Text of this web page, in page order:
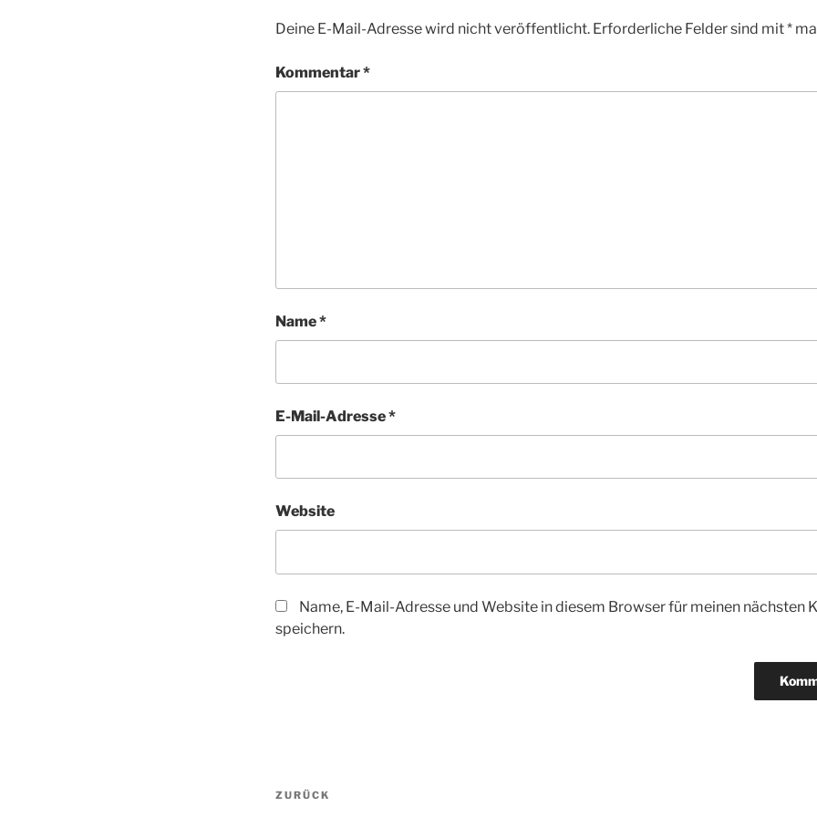
Deine E-Mail-Adresse wird nicht veröffentlicht. Erforderliche Felder sind mit*
Kommentar*
Name*
E-Mail-Adresse*
Website
Name, E-Mail-Adresse und Website in diesem Browser für meinen nächsten
speichern.
Beitragsnavigation
Vorheriger
ZURÜCK